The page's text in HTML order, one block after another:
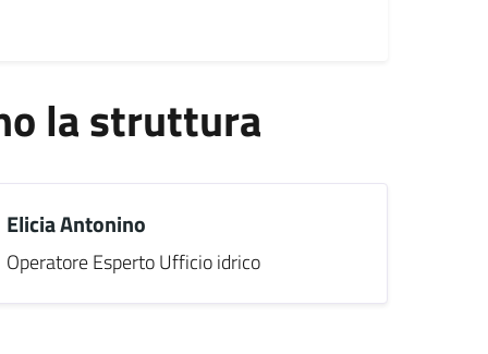
la struttura
Elicia Antonino
Operatore Esperto Ufficio idrico